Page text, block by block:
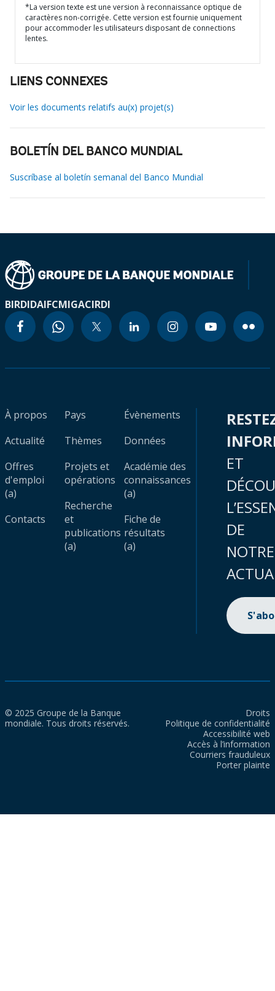
*La version texte est une version à reconnaissance optique de
caractères non-corrigée. Cette version est fournie uniquement
pour accommoder les utilisateurs disposant de connections
lentes.
LIENS CONNEXES
Voir les documents relatifs au(x) projet(s)
BOLETÍN DEL BANCO MUNDIAL
Suscríbase al boletín semanal del Banco Mundial
BIRDIDAIFCMIGACIRDI
À propos
Actualité
Offres
d'emploi
(a)
Contacts
Pays
Thèmes
Projets et
opérations
Recherche
et
publications
(a)
Évènements
Données
Académie des
connaissances
(a)
Fiche de
résultats
(a)
ET
DE
NOTRE
© 2025 Groupe de la Banque
mondiale. Tous droits réservés.
Droits
Politique de confidentialité
Accessibilité web
Accès à l’information
Courriers frauduleux
Porter plainte